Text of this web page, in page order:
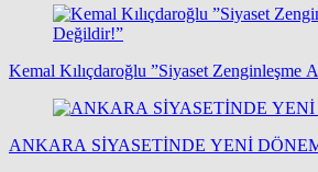
Kemal Kılıçdaroğlu ”Siyaset Zenginleşme
ANKARA SİYASETİNDE YENİ